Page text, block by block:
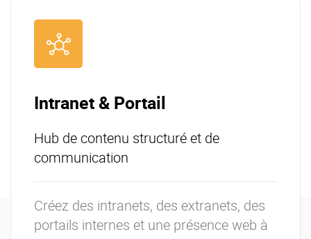
Offre Enterprise
A propos d’eXo
Intranet & Portail
Hub de contenu structuré et de
communication
Créez des intranets, des extranets, des
portails internes et une présence web à